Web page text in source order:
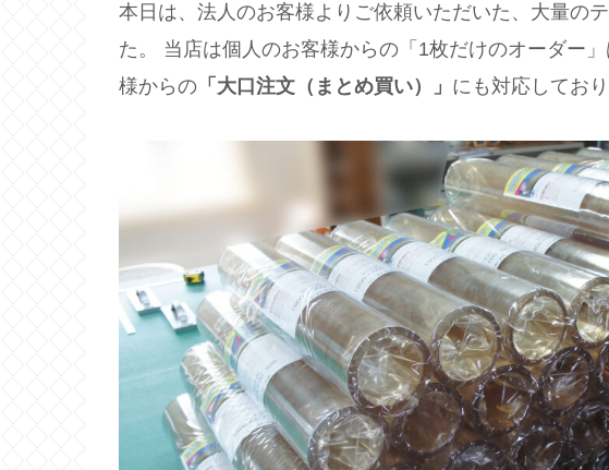
本日は、法人のお客様よりご依頼いただいた、大量の
た。 当店は個人のお客様からの「1枚だけのオーダー
様からの 「大口注文（まとめ買い）」 にも対応しており